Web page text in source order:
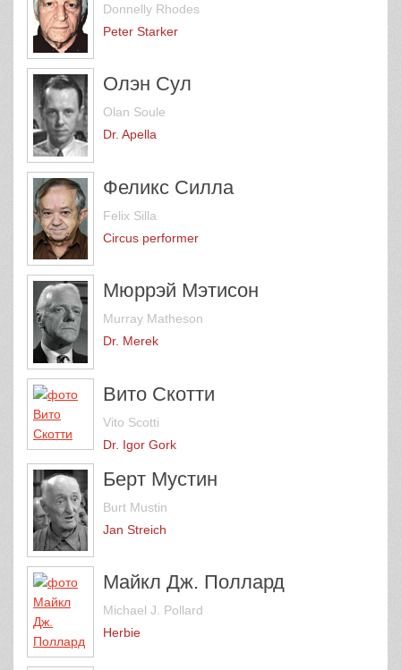
Donnelly Rhodes
Peter Starker
Олэн Сул
Olan Soule
Dr. Apella
Феликс Силла
Felix Silla
Circus performer
Мюррэй Мэтисон
Murray Matheson
Dr. Merek
Вито Скотти
Vito Scotti
Dr. Igor Gork
Берт Мустин
Burt Mustin
Jan Streich
Майкл Дж. Поллард
Michael J. Pollard
Herbie